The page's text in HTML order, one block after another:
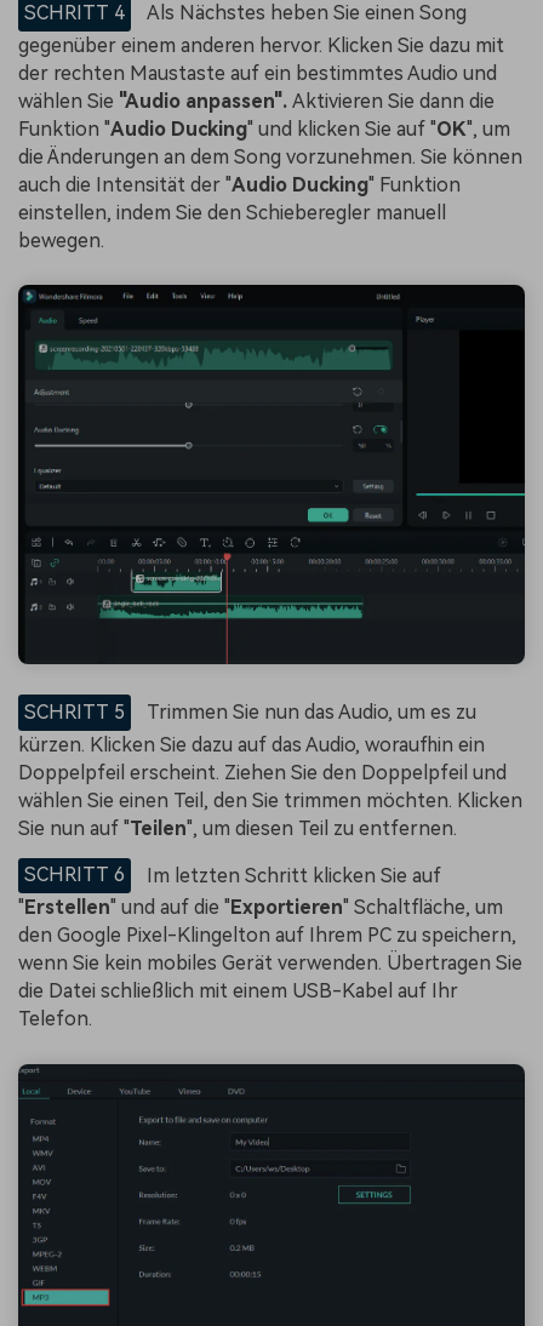
SCHRITT 4
Als Nächstes heben Sie einen Song
gegenüber einem anderen hervor. Klicken Sie dazu mit
der rechten Maustaste auf ein bestimmtes Audio und
wählen Sie "Audio anpassen". Aktivieren Sie dann die
Funktion "Audio Ducking" und klicken Sie auf "OK", um
die Änderungen an dem Song vorzunehmen. Sie können
auch die Intensität der "Audio Ducking" Funktion
einstellen, indem Sie den Schieberegler manuell
bewegen.
SCHRITT 5
Trimmen Sie nun das Audio, um es zu
kürzen. Klicken Sie dazu auf das Audio, woraufhin ein
Doppelpfeil erscheint. Ziehen Sie den Doppelpfeil und
wählen Sie einen Teil, den Sie trimmen möchten. Klicken
Sie nun auf "Teilen", um diesen Teil zu entfernen.
SCHRITT 6
Im letzten Schritt klicken Sie auf
" Erstellen" und auf die " Exportieren" Schaltfläche, um
den Google Pixel-Klingelton auf Ihrem PC zu speichern,
wenn Sie kein mobiles Gerät verwenden. Übertragen Sie
die Datei schließlich mit einem USB-Kabel auf Ihr
Telefon.